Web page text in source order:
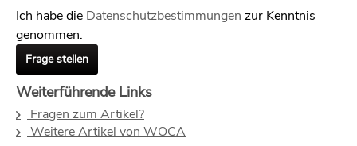
Ich habe die Datenschutzbestimmungen zur Kenntnis
genommen.
Frage stellen
Weiterführende Links
Fragen zum Artikel?
Weitere Artikel von WOCA